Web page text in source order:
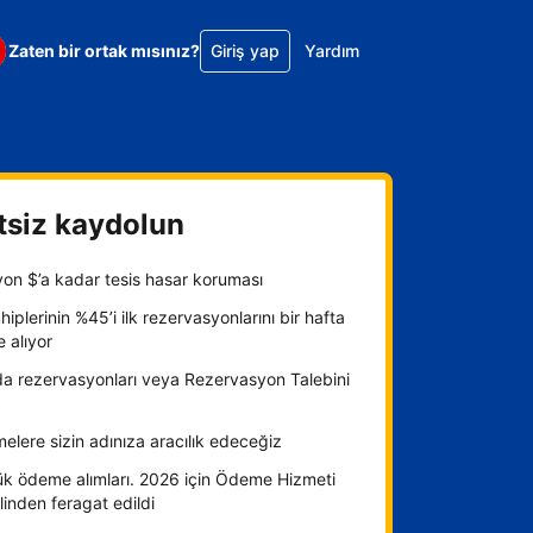
Zaten bir ortak mısınız? Giriş yap Yardım
kaydolun
$’a kadar tesis hasar koruması
%45’i ilk rezervasyonlarını bir hafta
alıyor
rezervasyonları veya Rezervasyon Talebini
sizin adınıza aracılık edeceğiz
ödeme alımları. 2026 için Ödeme Hizmeti
feragat edildi